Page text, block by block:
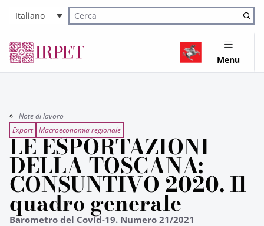
Italiano
Cerca nel sito
Menu
Note di lavoro
Export Macroeconomia regionale
LE ESPORTAZIONI
DELLA TOSCANA:
CONSUNTIVO 2020. Il
quadro generale
Barometro del Covid-19. Numero 21/2021